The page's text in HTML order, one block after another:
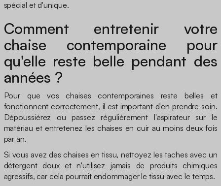
spécial et d'unique.
Comment entretenir votre
chaise contemporaine pour
qu'elle reste belle pendant des
années ?
Pour que vos chaises contemporaines reste belles et
fonctionnent correctement, il est important d'en prendre soin.
Dépoussiérez ou passez régulièrement l'aspirateur sur le
matériau et entretenez les chaises en cuir au moins deux fois
par an.
Si vous avez des chaises en tissu, nettoyez les taches avec un
détergent doux et n'utilisez jamais de produits chimiques
agressifs, car cela pourrait endommager le tissu avec le temps.